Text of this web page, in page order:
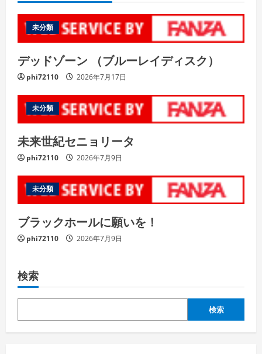
未分類
デッドゾーン （ブルーレイディスク）
phi72110 2026年7月17日
未分類
未来世紀セニョリータ
phi72110 2026年7月9日
未分類
ブラックホールに願いを！
phi72110 2026年7月9日
検索
検索